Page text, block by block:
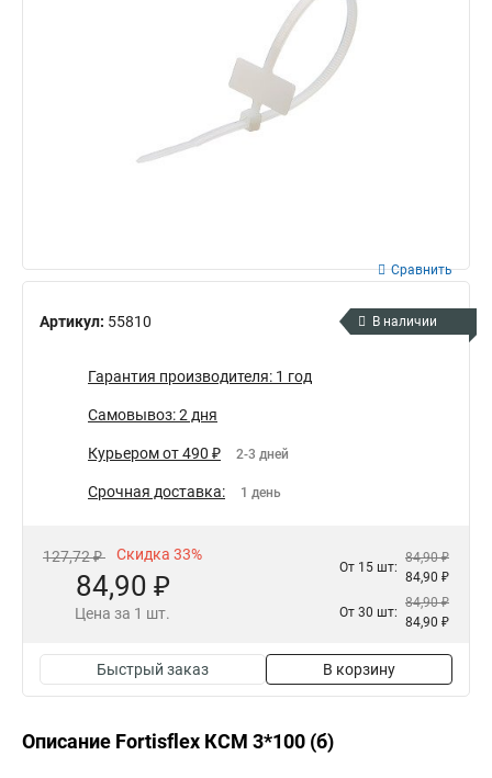
Артикул: 55810
Сравнить
В наличии
Гарантия производителя: 1 год
Самовывоз: 2 дня
Курьером от 490 ₽ 2-3 дней
Срочная доставка: 1 день
127,72 ₽ Скидка 33%
84,90 ₽
Цена за 1 шт.
От 15 шт:
84,90 ₽
84,90 ₽
От 30 шт:
84,90 ₽
84,90 ₽
Быстрый заказ В корзину
Описание Fortisflex КСМ 3*100 (б)